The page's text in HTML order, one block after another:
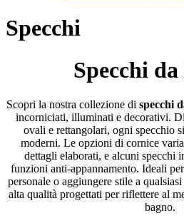
Specchi
Specchi
Scopri la nostra collezione di specchi
incorniciati, illuminati e decorativi.
ovali e rettangolari, ogni specchio
moderni. Le opzioni di cornice
dettagli elaborati, e alcuni specchi
funzioni anti-appannamento. Ideali
personale o aggiungere stile a
alta qualità progettati per riflettere al
bagno.